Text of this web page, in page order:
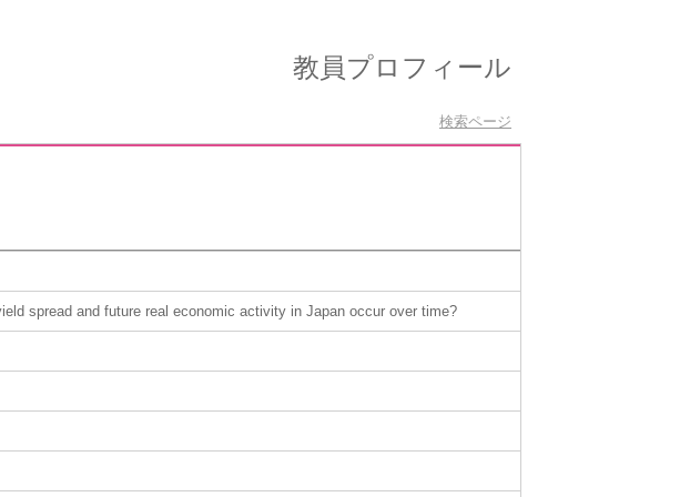
教員プロフィール
検索ページ
spread and future real economic activity in Japan occur over time?